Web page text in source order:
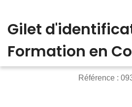
Gilet
Formation en
Référence :